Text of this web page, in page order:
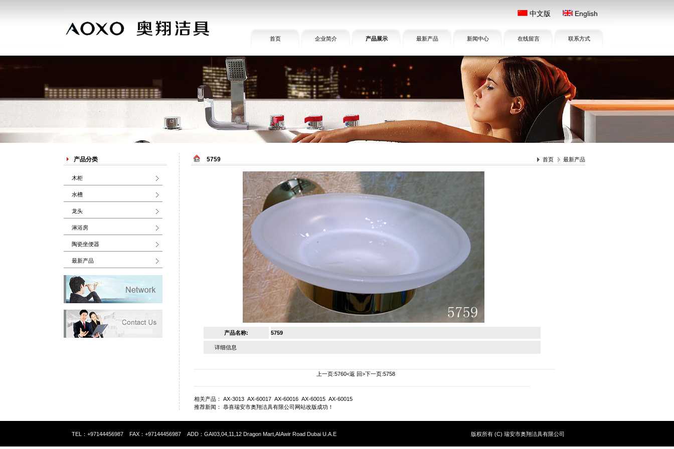
中文版 English
首页 企业简介 产品展示 最新产品 新闻中心 在线留言 联系方式
产品分类
木柜
水槽
龙头
淋浴房
陶瓷坐便器
最新产品
5759 首页 最新产品
产品名称: 5759
详细信息
上一页:5760<返 回>下一页:5758
相关产品： AX-3013 AX-60017 AX-60016 AX-60015 AX-60015
推荐新闻： 恭喜瑞安市奥翔洁具有限公司网站改版成功！
TEL：+97144456987 FAX：+97144456987 ADD：GAI03,04,11,12 Dragon Mart,AIAwir Road Dubai U.A.E 版权所有 (C) 瑞安市奥翔洁具有限公司